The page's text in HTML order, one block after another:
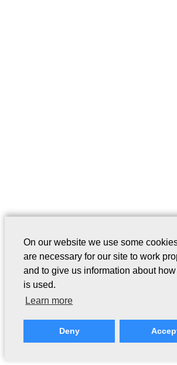
On our website we use some
are necessary for our site to work
and to give us information about
is used.
Learn more
Deny